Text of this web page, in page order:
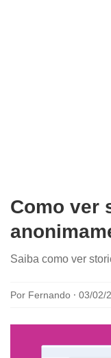
Como ver
Saiba como ver
Por Fernando ⸱ 03/02/